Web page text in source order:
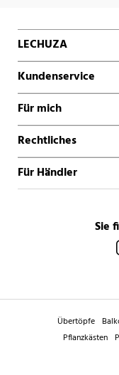
LECHUZA
Kundenservice
Für mich
Rechtliches
Für Händler
Sie
Übertöpfe
Pflanzkästen